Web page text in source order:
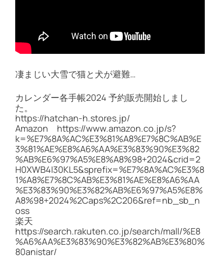
凄まじい大雪で猫と犬が避難…
カレンダー各手帳2024 予約販売開始しまし
た。
https://hatchan-h.stores.jp/
Amazon https://www.amazon.co.jp/s?
k=%E7%8A%AC%E3%81%A8%E7%8C%AB%E
3%81%AE%E8%A6%AA%E3%83%90%E3%82
%AB%E6%97%A5%E8%A8%98+2024&crid=2
H0XWB4I30KL5&sprefix=%E7%8A%AC%E3%8
1%A8%E7%8C%AB%E3%81%AE%E8%A6%AA
%E3%83%90%E3%82%AB%E6%97%A5%E8%
A8%98+2024%2Caps%2C206&ref=nb_sb_n
oss
楽天
https://search.rakuten.co.jp/search/mall/%E8
%A6%AA%E3%83%90%E3%82%AB%E3%80%
80anistar/